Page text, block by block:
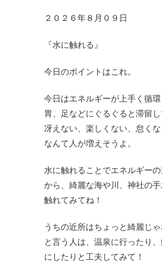
２０２６年８月０９日
『水に触れる』
今日のポイントはこれ。
今日はエネルギーが上手く循環
胃、足などにぐるぐると滞留
冴えない、楽しくない、怠くな
なんて人が増えそうよ。
水に触れることでエネルギー
から、綺麗な海や川、神社の
触れてみてね！
うちの近所はちょっと綺麗じゃ
と言う人は、温泉に行ったり
にしたりと工夫してみて！